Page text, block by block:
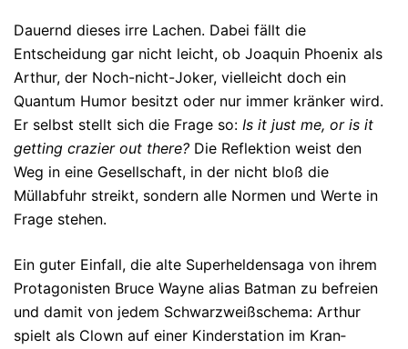
Dauernd dieses irre Lachen. Dabei fällt die
Entscheidung gar nicht leicht, ob Joa­quin Phoenix als
Arthur, der Noch-nicht-Joker, vielleicht doch ein
Quantum Hu­mor besitzt oder nur immer kränker wird.
Er selbst stellt sich die Frage so: Is it just me, or is it
getting crazier out there? Die Reflektion weist den
Weg in eine Gesellschaft, in der nicht bloß die
Müllabfuhr streikt, sondern alle Normen und Werte in
Frage stehen.
Ein guter Einfall, die alte Superheldensaga von ihrem
Protago­ni­sten Bru­ce Wayne alias Batman zu befreien
und da­mit von jedem Schwarz­weiß­schema: Arthur
spielt als Clown auf ei­ner Kin­derstation im Kran­